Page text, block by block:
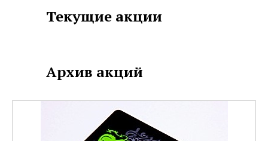
ассортимент молодёжной
одежды и обуви. Помимо
предоставлен большой выбор
стильных аксессуаров: кошельки,
Магазины Казани "Camelot"
порадуют современным
Текущие акции
Архив акций